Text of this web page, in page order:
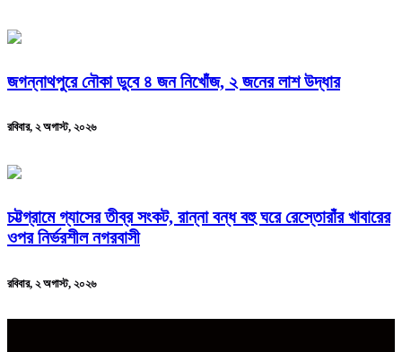
জগন্নাথপুরে নৌকা ডুবে ৪ জন নিখোঁজ, ২ জনের লাশ উদ্ধার
রবিবার, ২ অগাস্ট, ২০২৬
চট্টগ্রামে গ্যাসের তীব্র সংকট, রান্না বন্ধ বহু ঘরে রেস্তোরাঁর খাবারের
ওপর নির্ভরশীল নগরবাসী
রবিবার, ২ অগাস্ট, ২০২৬